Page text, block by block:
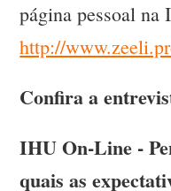
página pessoal na
http://
Confira a
IHU On-Line -
quais as